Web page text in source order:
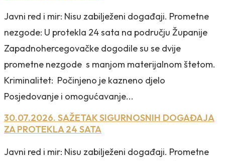
Javni red i mir: Nisu zabilježeni događaji. Prometne
nezgode: U protekla 24 sata na području Županije
Zapadnohercegovačke dogodile su se dvije
prometne nezgode s manjom materijalnom štetom.
Kriminalitet: Počinjeno je kazneno djelo
Posjedovanje i omogućavanje...
30.07.2026. SAŽETAK SIGURNOSNIH DOGAĐAJA
ZA PROTEKLA 24 SATA
Javni red i mir: Nisu zabilježeni događaji. Prometne